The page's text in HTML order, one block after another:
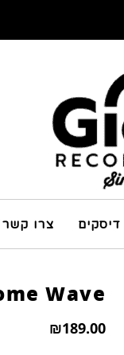
דיסקים צרו קשר
Wave
₪189.00